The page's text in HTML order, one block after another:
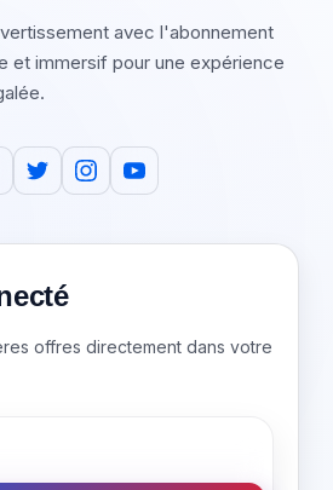
avec l'abonnement
et immersif pour une expérience
offres directement dans votre